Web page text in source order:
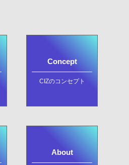
Concept
CIZのコンセプト
About